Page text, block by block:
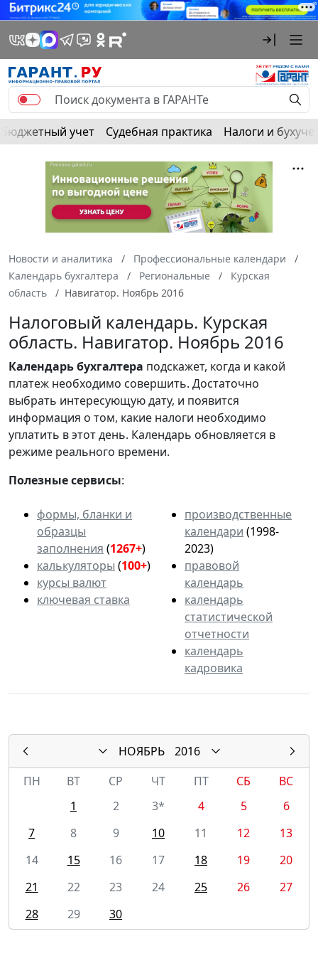
Бюджетный учет Судебная практика Налоги и
Новости и аналитика
Профессиональные календари
Календарь бухгалтера
Региональные
Курская
область
Навигатор. Ноябрь 2016
Налоговый календарь. Курская
область. Навигатор. Ноябрь 2016
Календарьбухгалтера подскажет, когда и какой
платеж необходимо совершить. Достаточно
выбрать интересующую дату, и появится
информация о том, какие налоги необходимо
уплатить в этот день. Календарь обновляется в
режиме реального времени.
Полезные сервисы:
формы, бланки и
образцы
заполнения (1267+)
калькуляторы (100+)
курсы валют
ключевая ставка
производственные
календари (1998-
2023)
правовой
календарь
календарь
статистической
отчетности
календарь
кадровика
НОЯБРЬ
2016
ПН
ВТ СР ЧТ ПТ СБ
ВС
1
2 3* 4 5
6
7
8 9 10 11 12
13
14
15 16 17 18 19
20
21
22 23 24 25 26
27
28
29 30